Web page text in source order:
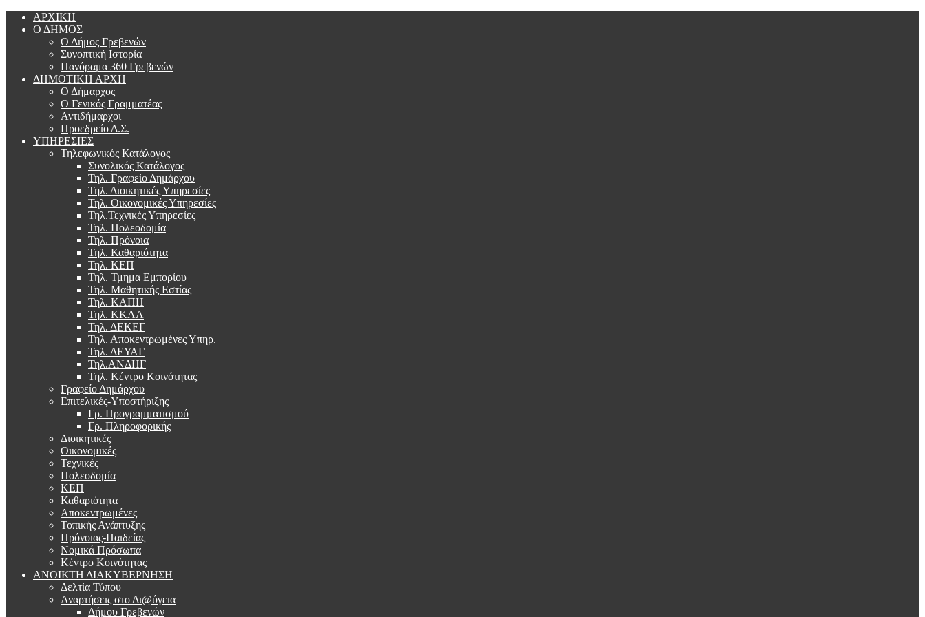
ΑΡΧΙΚΗ
Ο ΔΗΜΟΣ
Ο Δήμος Γρεβενών
Συνοπτική Ιστορία
Πανόραμα 360 Γρεβενών
ΔΗΜΟΤΙΚΗ ΑΡΧΗ
Ο Δήμαρχος
Ο Γενικός Γραμματέας
Αντιδήμαρχοι
Προεδρείο Δ.Σ.
ΥΠΗΡΕΣΙΕΣ
Τηλεφωνικός Κατάλογος
Συνολικός Κατάλογος
Τηλ. Γραφείο Δημάρχου
Τηλ. Διοικητικές Υπηρεσίες
Τηλ. Οικονομικές Υπηρεσίες
Τηλ.Τεχνικές Υπηρεσίες
Τηλ. Πολεοδομία
Τηλ. Πρόνοια
Τηλ. Καθαριότητα
Τηλ. ΚΕΠ
Τηλ. Τμημα Εμπορίου
Τηλ. Μαθητικής Εστίας
Τηλ. ΚΑΠΗ
Τηλ. ΚΚΑΑ
Τηλ. ΔΕΚΕΓ
Τηλ. Αποκεντρωμένες Υπηρ.
Τηλ. ΔΕΥΑΓ
Τηλ.ΑΝΔΗΓ
Τηλ. Κέντρο Κοινότητας
Γραφείο Δημάρχου
Επιτελικές-Υποστήριξης
Γρ. Προγραμματισμού
Γρ. Πληροφορικής
Διοικητικές
Οικονομικές
Τεχνικές
Πολεοδομία
ΚΕΠ
Καθαριότητα
Αποκεντρωμένες
Τοπικής Ανάπτυξης
Πρόνοιας-Παιδείας
Νομικά Πρόσωπα
Κέντρο Κοινότητας
ΑΝΟΙΚΤΗ ΔΙΑΚΥΒΕΡΝΗΣΗ
Δελτία Τύπου
Αναρτήσεις στο Δι@ύγεια
Δήμου Γρεβενών